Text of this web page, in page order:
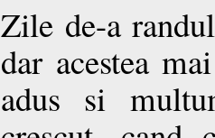
Zile de-a
dar acestea
adus si